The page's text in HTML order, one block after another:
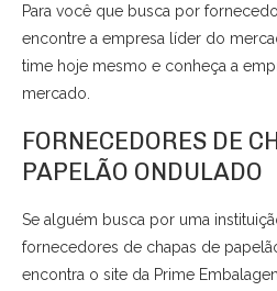
Para você que busca por
encontre a empresa líder do
time hoje mesmo e conheça a
mercado.
FORNECEDORES DE
PAPELÃO ONDULADO
Se alguém busca por uma
fornecedores de chapas de
encontra o site da Prime